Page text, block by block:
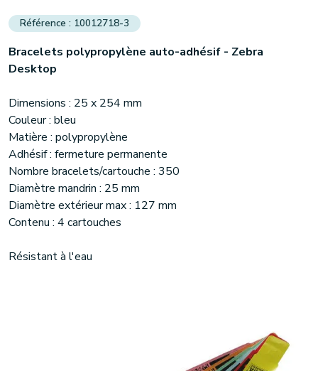
10012718-3
Bracelets polypropylène auto-adhésif - Zebra
Desktop
Dimensions : 25 x 254 mm
Couleur : bleu
Matière : polypropylène
Adhésif : fermeture permanente
Nombre bracelets/cartouche : 350
Diamètre mandrin : 25 mm
Diamètre extérieur max : 127 mm
Contenu : 4 cartouches
Résistant à l'eau